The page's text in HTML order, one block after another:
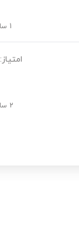
1 سال پیش
امتیاز:
2 سال پیش